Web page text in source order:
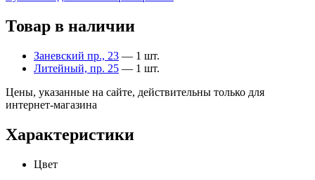
Товар в наличии
Заневский пр., 23 — 1 шт.
Литейный, пр. 25 — 1 шт.
Цены, указанные на сайте, действительны только для
интернет-магазина
Характеристики
Цвет